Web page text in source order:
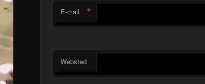
E-mail *
Websted